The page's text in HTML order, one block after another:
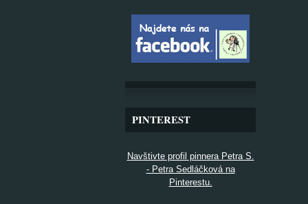
PINTEREST
Navštivte profil pinnera Petra S.
- Petra Sedláčková na
Pinterestu.